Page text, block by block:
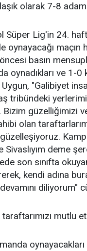
olarak 7-8
Süper Lig'in 24.
oynayacağı maçın
basın
oynadıkları ve 1-
"Galibiyet
tribündeki
Bizim güzelliğimizi
olan
Sivaslıyım deme
son sınıfta
kendi adına
diliyorum"
mutlu